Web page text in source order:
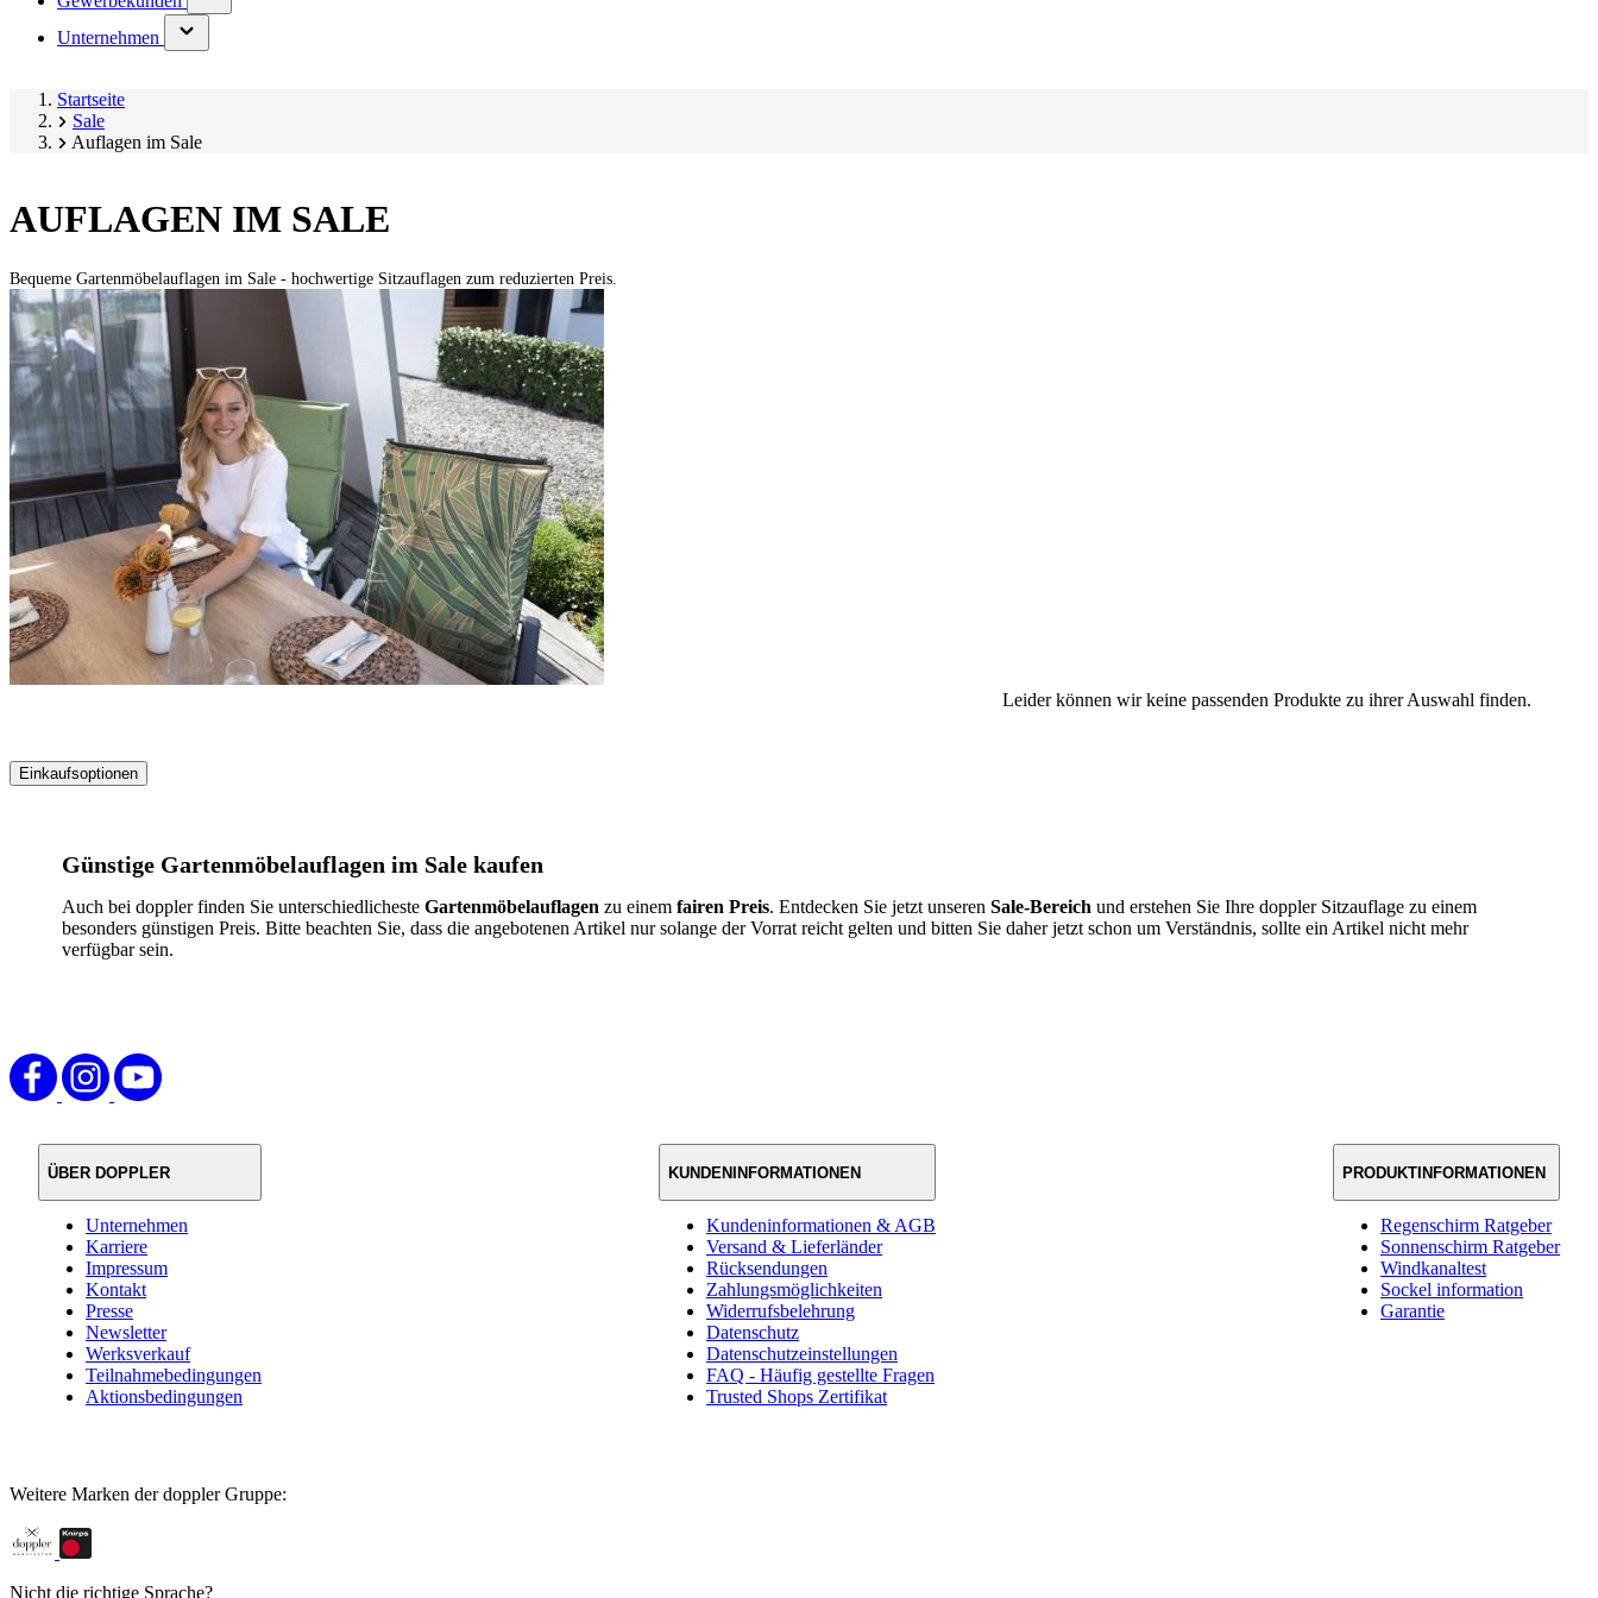
submenu)
Unternehmen
(has
submenu)
Startseite
Sale
Auflagen im Sale
AUFLAGEN IM SALE
Bequeme Gartenmöbelauflagen im Sale - hochwertige Sitzauflagen zum reduzierten Preis.
Einkaufsoptionen
springen
Leider können wir keine passenden Produkte zu ihrer Auswahl finden.
Günstige Gartenmöbelauflagen im Sale kaufen
Auch bei doppler finden Sie unterschiedlicheste Gartenmöbelauflagen zu einem fairen Preis. Entdecken Sie jetzt unseren Sale-Bereich und erstehen Sie Ihre doppler Sitzauflage zu einem
besonders günstigen Preis. Bitte beachten Sie, dass die angebotenen Artikel nur solange der Vorrat reicht gelten und bitten Sie daher jetzt schon um Verständnis, sollte ein Artikel nicht mehr
verfügbar sein.
ÜBER DOPPLER
Unternehmen
Karriere
Impressum
Kontakt
Presse
Newsletter
Werksverkauf
Teilnahmebedingungen
Aktionsbedingungen
KUNDENINFORMATIONEN
Kundeninformationen & AGB
Versand & Lieferländer
Rücksendungen
Zahlungsmöglichkeiten
Widerrufsbelehrung
Datenschutz
Datenschutzeinstellungen
FAQ - Häufig gestellte Fragen
Trusted Shops Zertifikat
PRODUKTINFORMATIONEN
Regenschirm Ratgeber
Sonnenschirm Ratgeber
Windkanaltest
Sockel information
Garantie
Weitere Marken der doppler Gruppe:
Nicht die richtige Sprache?